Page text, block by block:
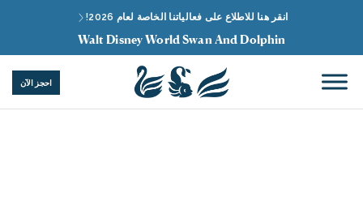
انقر هنا للاطلاع على فعالياتنا الخاصة لعام 2026!
Walt Disney World Swan And Dolphin
احجز الآن